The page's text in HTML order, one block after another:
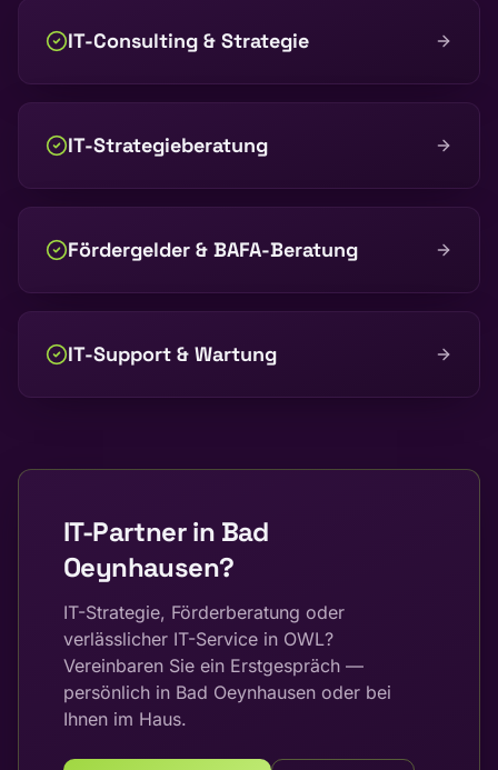
IT-Consulting & Strategie
IT-Strategieberatung
Fördergelder & BAFA-Beratung
IT-Support & Wartung
IT-Partner in Bad
Oeynhausen?
IT-Strategie, Förderberatung oder
verlässlicher IT-Service in OWL?
Vereinbaren Sie ein Erstgespräch —
persönlich in Bad Oeynhausen oder bei
Ihnen im Haus.